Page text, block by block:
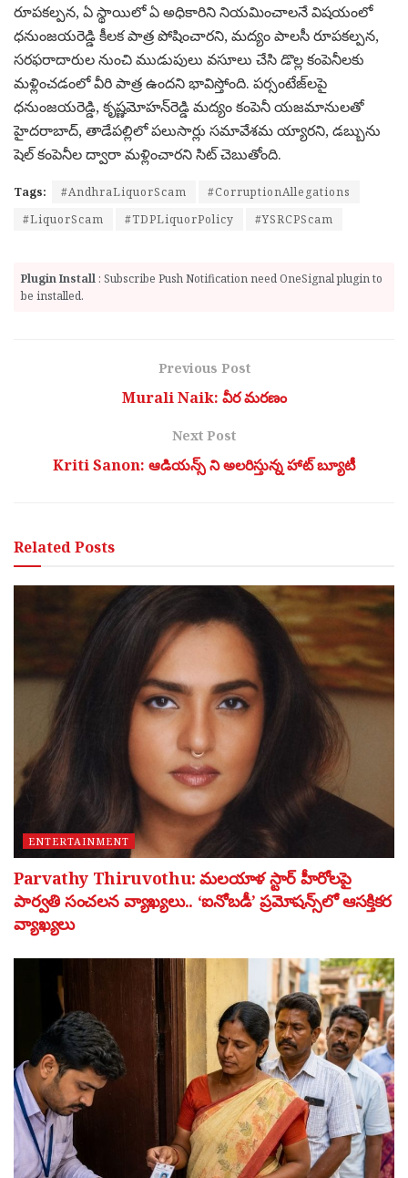
రూపకల్పన, ఏ స్థాయిలో ఏ అధికారిని నియమించాలనే విషయంలో
ధనుంజయరెడ్డి కీలక పాత్ర పోషించారని, మద్యం పాలసీ రూపకల్పన,
సరఫరాదారుల నుంచి ముడుపులు వసూలు చేసి డొల్ల కంపెనీలకు
మళ్లించడంలో వీరి పాత్ర ఉందని భావిస్తోంది. పర్సంటేజ్‌లపై
ధనుంజయరెడ్డి, కృష్ణమోహన్‌రెడ్డి మద్యం కంపెనీ యజమానులతో
హైదరాబాద్, తాడేపల్లిలో పలుసార్లు సమావేశమ య్యారని, డబ్బును
షెల్‌ కంపెనీల ద్వారా మళ్లించారని సిట్‌ చెబుతోంది.
Tags: #AndhraLiquorScam
#CorruptionAllegations
#LiquorScam
#TDPLiquorPolicy #YSRCPScam
Plugin Install : Subscribe Push Notification need OneSignal plugin to
be installed.
Previous Post
Murali Naik: వీర మరణం
Next Post
Kriti Sanon: ఆడియన్స్ ని అలరిస్తున్న హాట్ బ్యూటీ
RelatedPosts
ENTERTAINMENT
Parvathy Thiruvothu: మలయాళ స్టార్ హీరోలపై
పార్వతి సంచలన వ్యాఖ్యలు.. ‘ఐనోబడీ’ ప్రమోషన్స్‌లో ఆసక్తికర
వ్యాఖ్యలు